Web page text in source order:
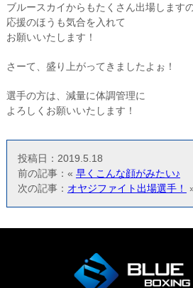
ブルースカイからもたくさん出場します
応援のほうも気合を入れて
お願いいたします！
さーて、盛り上がってきましたよぉ！
選手の方は、減量に体調管理に
よろしくお願いいたします！
投稿日：2019.5.18
前の記事：« 早くこんな顔がみたい♪
次の記事： オヤジファイト出場選手！